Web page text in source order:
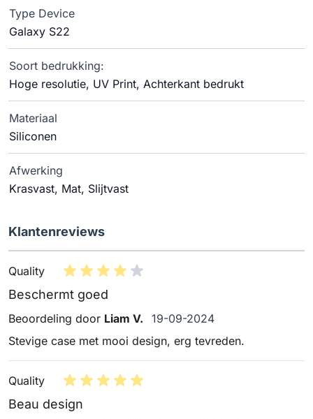
Type Device
Galaxy S22
Soort bedrukking:
Hoge resolutie, UV Print, Achterkant bedrukt
Materiaal
Siliconen
Afwerking
Krasvast, Mat, Slijtvast
Klantenreviews
Quality
Beschermt goed
Beoordeling door Liam V. 19 september 2024
19-09-2024
Stevige case met mooi design, erg tevreden.
Quality
Beau design